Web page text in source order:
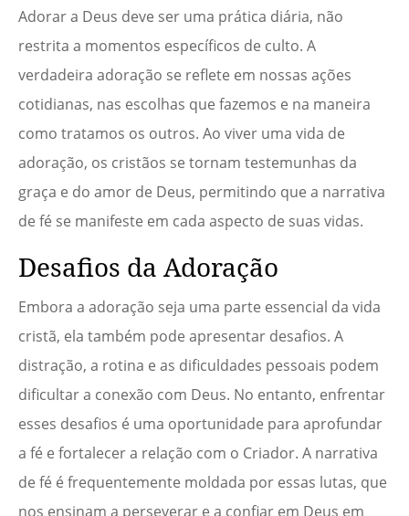
Adorar a Deus deve ser uma prática diária, não
restrita a momentos específicos de culto. A
verdadeira adoração se reflete em nossas ações
cotidianas, nas escolhas que fazemos e na maneira
como tratamos os outros. Ao viver uma vida de
adoração, os cristãos se tornam testemunhas da
graça e do amor de Deus, permitindo que a narrativa
de fé se manifeste em cada aspecto de suas vidas.
Desafios da Adoração
Embora a adoração seja uma parte essencial da vida
cristã, ela também pode apresentar desafios. A
distração, a rotina e as dificuldades pessoais podem
dificultar a conexão com Deus. No entanto, enfrentar
esses desafios é uma oportunidade para aprofundar
a fé e fortalecer a relação com o Criador. A narrativa
de fé é frequentemente moldada por essas lutas, que
nos ensinam a perseverar e a confiar em Deus em